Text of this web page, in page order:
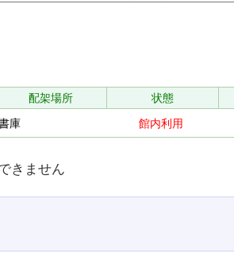
配架場所 状態
庫
館内利用
きません